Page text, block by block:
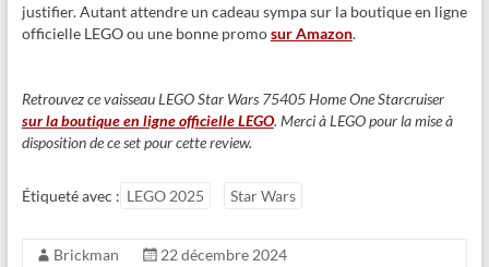
justifier. Autant attendre un cadeau sympa sur la boutique en ligne
officielle LEGO ou une bonne promosur Amazon.
Retrouvez ce vaisseau LEGO Star Wars 75405 Home One Starcruiser
sur la boutique en ligne officielle LEGO. Merci à LEGO pour la mise à
disposition de ce set pour cette review.
Étiqueté avec : LEGO 2025 Star Wars
Brickman
22 décembre 2024